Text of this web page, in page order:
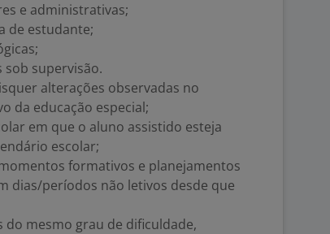
e administrativas;
de estudante;
sob supervisão.
alterações observadas no
da educação especial;
em que o aluno assistido esteja
escolar;
formativos e planejamentos
dias/períodos não letivos desde que
mesmo grau de dificuldade,